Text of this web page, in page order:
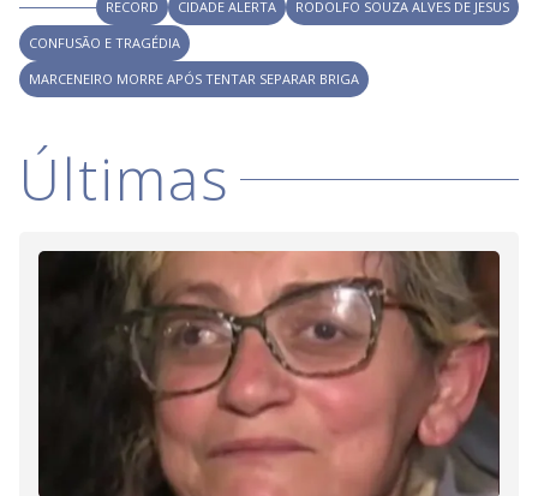
RECORD CIDADE ALERTA
RODOLFO SOUZA ALVES DE JESUS
CONFUSÃO E TRAGÉDIA
MARCENEIRO MORRE APÓS TENTAR SEPARAR BRIGA
Últimas